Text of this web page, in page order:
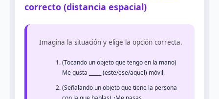
correcto (distancia espacial)
Imagina la situación y elige la opción correcta.
(Tocando un objeto que tengo en la mano)
Me gusta _____ (este/ese/aquel) móvil.
(Señalando un objeto que tiene la persona